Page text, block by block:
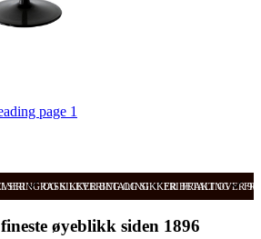
page 1
OG SIKKER BETALING FRI FRAKT OVER
RASK LEVERING OG SIKKER BETALING
øyeblikk siden 1896